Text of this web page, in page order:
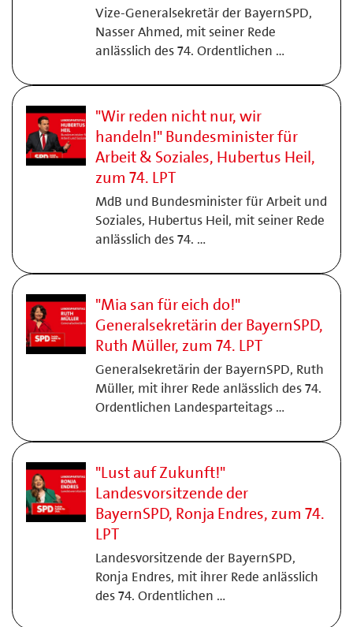
Vize-Generalsekretär der BayernSPD,
Nasser Ahmed, mit seiner Rede
anlässlich des 74. Ordentlichen …
"Wir reden nicht nur, wir
handeln!" Bundesminister für
Arbeit & Soziales, Hubertus Heil,
zum 74. LPT
MdB und Bundesminister für Arbeit und
Soziales, Hubertus Heil, mit seiner Rede
anlässlich des 74. …
"Mia san für eich do!"
Generalsekretärin der BayernSPD,
Ruth Müller, zum 74. LPT
Generalsekretärin der BayernSPD, Ruth
Müller, mit ihrer Rede anlässlich des 74.
Ordentlichen Landesparteitags …
"Lust auf Zukunft!"
Landesvorsitzende der
BayernSPD, Ronja Endres, zum 74.
LPT
Landesvorsitzende der BayernSPD,
Ronja Endres, mit ihrer Rede anlässlich
des 74. Ordentlichen …